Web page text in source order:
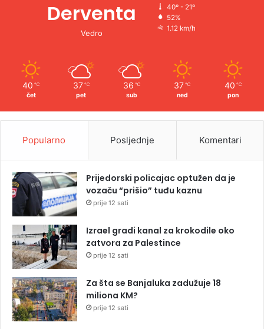
Derventa
Vedro
40º - 21º
52%
1.12 km/h
40 ℃
čet
37 ℃
pet
36 ℃
sub
37 ℃
ned
40 ℃
pon
Popularno Posljednje Komentari
Prijedorski policajac optužen da je
vozaču “prišio” tuđu kaznu
prije 12 sati
Izrael gradi kanal za krokodile oko
zatvora za Palestince
prije 12 sati
Za šta se Banjaluka zadužuje 18
miliona KM?
prije 12 sati